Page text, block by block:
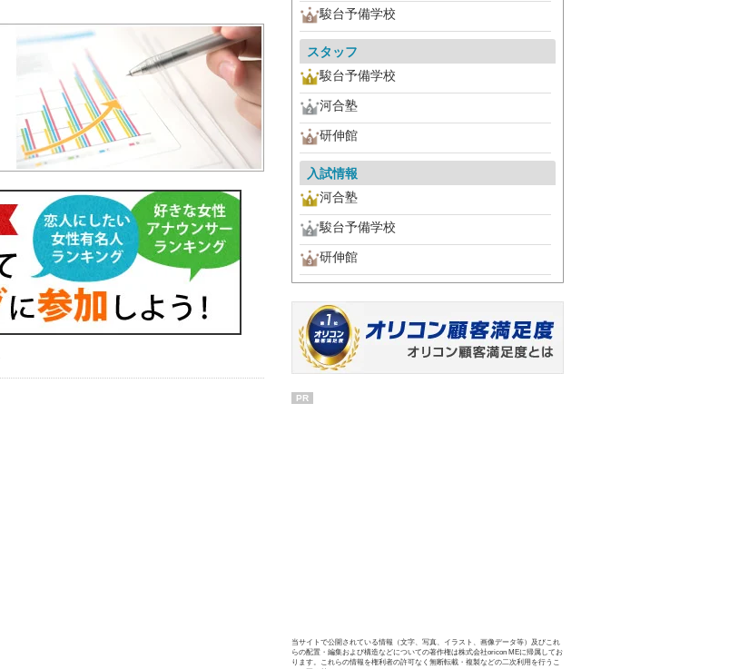
駿台予備学校
スタッフ
駿台予備学校
河合塾
研伸館
入試情報
河合塾
駿台予備学校
研伸館
PR
当サイトで公開されている情報（文字、写真、イラスト、画像データ等）及びこれ
らの配置・編集および構造などについての著作権は株式会社oricon MEに帰属してお
ります。これらの情報を権利者の許可なく無断転載・複製などの二次利用を行うこ